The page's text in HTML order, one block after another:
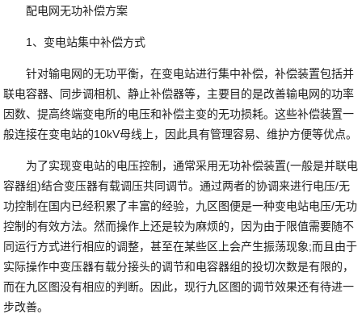
配电网无功补偿方案
1、变电站集中补偿方式
针对输电网的无功平衡，在变电站进行集中补偿，补偿装置包括并
联电容器、同步调相机、静止补偿器等，主要目的是改善输电网的功率
因数、提高终端变电所的电压和补偿主变的无功损耗。这些补偿装置一
般连接在变电站的10kV母线上，因此具有管理容易、维护方便等优点。
为了实现变电站的电压控制，通常采用无功补偿装置(一般是并联电
容器组)结合变压器有载调压共同调节。通过两者的协调来进行电压/无
功控制在国内已经积累了丰富的经验，九区图便是一种变电站电压/无功
控制的有效方法。然而操作上还是较为麻烦的，因为由于限值需要随不
同运行方式进行相应的调整，甚至在某些区上会产生振荡现象;而且由于
实际操作中变压器有载分接头的调节和电容器组的投切次数是有限的，
而在九区图没有相应的判断。因此，现行九区图的调节效果还有待进一
步改善。